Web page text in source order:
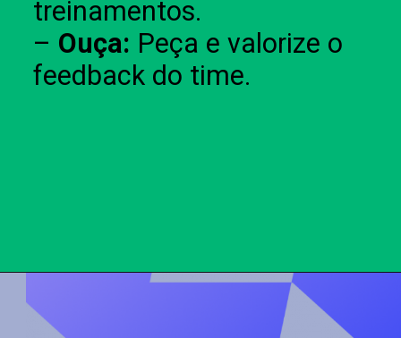
treinamentos.
– Ouça: Peça e valorize o
feedback do time.